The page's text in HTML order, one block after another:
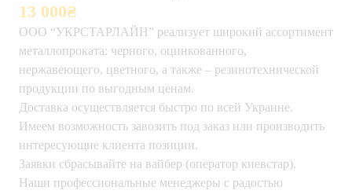
13 000₴
ООО “УКРСТАРЛАЙН” реализует широкий ассортимент
металлопроката: черного, оцинкованного,
нержавеющего, цветного, а также – резинотехнической
продукции по выгодным ценам.
Доставка осуществляется быстро по всей Украине.
Имеем возможность завозить под заказ или производить
интересующие клиента позиции.
Заявки сбрасывайте на вайбер (оператор киевстар).
Наши профессиональные менеджеры с радостью